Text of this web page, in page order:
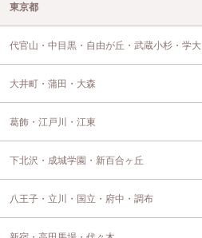
東京都
代官山・中目黒・自由が丘・武蔵小杉・学大
大井町・蒲田・大森
葛飾・江戸川・江東
下北沢・成城学園・新百合ヶ丘
八王子・立川・国立・府中・調布